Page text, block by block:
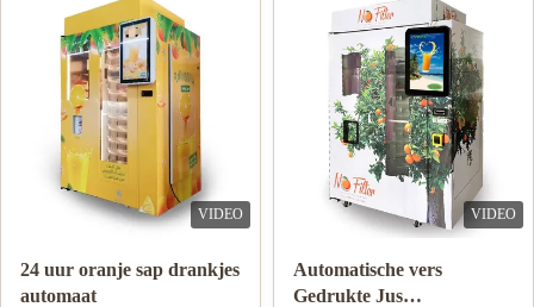
VIDEO
24 uur oranje sap drankjes
automaat
VIDEO
Automatische vers
Gedrukte Jus